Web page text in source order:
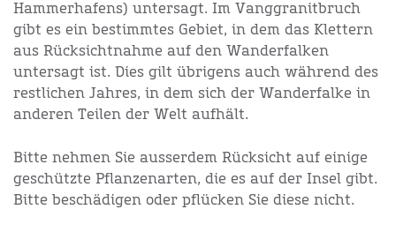
Hammerhafens) untersagt. Im Vanggranitbruch
gibt es ein bestimmtes Gebiet, in dem das Klettern
aus Rücksichtnahme auf den Wanderfalken
untersagt ist. Dies gilt übrigens auch während des
restlichen Jahres, in dem sich der Wanderfalke in
anderen Teilen der Welt aufhält.
Bitte nehmen Sie ausserdem Rücksicht auf einige
geschützte Pflanzenarten, die es auf der Insel gibt.
Bitte beschädigen oder pflücken Sie diese nicht.